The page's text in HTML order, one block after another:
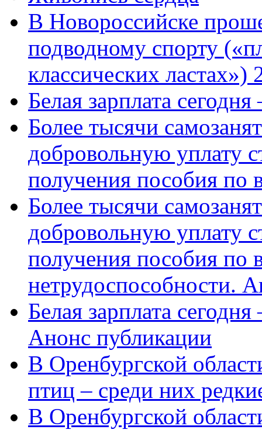
В Новороссийске
подводному спорту
классических ластах»)
Белая зарплата
Более тысячи
добровольную уплату
получения пособия по
Более тысячи
добровольную уплату
получения пособия по
нетрудоспособности.
Белая зарплата
Анонс публикации
В Оренбургской
птиц – среди них
В Оренбургской